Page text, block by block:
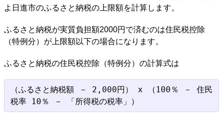
よ日進市のふるさと納税の上限額を計算します。
ふるさと納税が実質負担額2000円で済むのは住民税控除
（特例分）が上限額以下の場合になります。
ふるさと納税の住民税控除（特例分）の計算式は
（ふるさと納税額 － 2,000円） x （100％ － 住民